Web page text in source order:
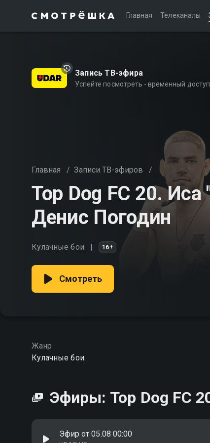
Главная Телеканалы
Запись ТВ-эфира
Успейте посмотреть - временный
Главная / Записи ТВ-эфиров /
Top Dog FC 20.
Денис Погодин
Кулачные бои 16+
Смотреть
Жанр
Кулачные бои
Эфиры: Top Dog FC
Эфир от 05.08 00:00